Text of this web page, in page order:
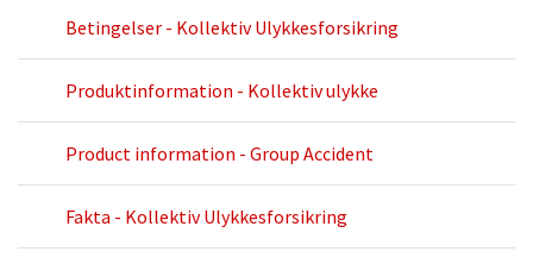
Betingelser - Kollektiv Ulykkesforsikring
Produktinformation - Kollektiv ulykke
Product information - Group Accident
Fakta - Kollektiv Ulykkesforsikring